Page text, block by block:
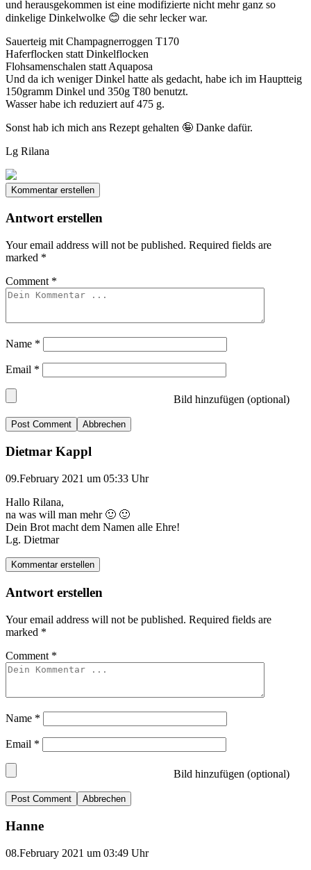
und herausgekommen ist eine modifizierte nicht mehr ganz so
dinkelige Dinkelwolke 😊 die sehr lecker war.
Sauerteig mit Champagnerroggen T170
Haferflocken statt Dinkelflocken
Flohsamenschalen statt Aquaposa
Und da ich weniger Dinkel hatte als gedacht, habe ich im Hauptteig
150gramm Dinkel und 350g T80 benutzt.
Wasser habe ich reduziert auf 475 g.
Sonst hab ich mich ans Rezept gehalten 🤪 Danke dafür.
Lg Rilana
Kommentar erstellen
Antwort erstellen
Your email address will not be published. Required fields are
marked *
Comment *
Name *
Email *
Bild hinzufügen (optional)
Abbrechen
Dietmar Kappl
09.February 2021 um 05:33 Uhr
Hallo Rilana,
na was will man mehr 🙂 🙂
Dein Brot macht dem Namen alle Ehre!
Lg. Dietmar
Kommentar erstellen
Antwort erstellen
Your email address will not be published. Required fields are
marked *
Comment *
Name *
Email *
Bild hinzufügen (optional)
Abbrechen
Hanne
08.February 2021 um 03:49 Uhr